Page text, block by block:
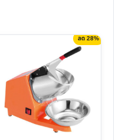
ลด 28%
has
multiple
variants.